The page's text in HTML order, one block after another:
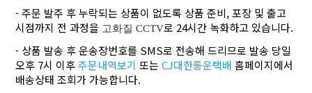
- 주문 발주 후 누락되는 상품이 없도록 상품 준비, 포장 및 출고
시점까지 전 과정을 고화질 CCTV로 24시간 녹화하고 있습니다.
- 상품 발송 후 운송장번호를 SMS로 전송해 드리므로 발송 당일
오후 7시 이후주문내역보기 또는CJ대한통운택배 홈페이지에서
배송상태 조회가 가능합니다.